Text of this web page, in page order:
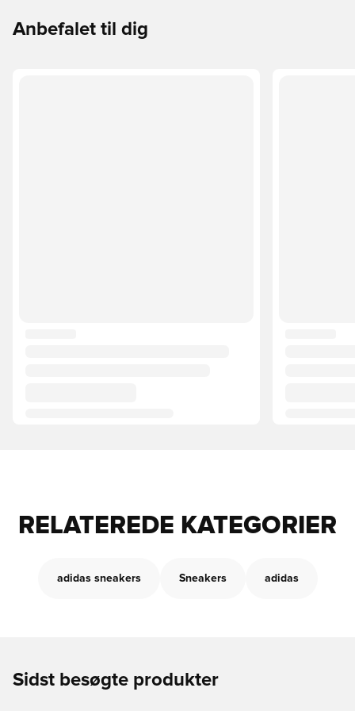
Anbefalet til dig
RELATEREDE KATEGORIER
adidas sneakers Sneakers adidas
Sidst besøgte produkter